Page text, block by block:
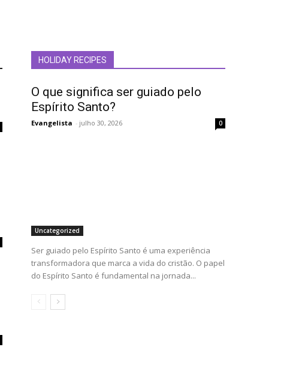
HOLIDAY RECIPES
O que significa ser guiado pelo
Espírito Santo?
Evangelista - julho 30, 2026 0
Uncategorized
Ser guiado pelo Espírito Santo é uma experiência
transformadora que marca a vida do cristão. O papel
do Espírito Santo é fundamental na jornada...